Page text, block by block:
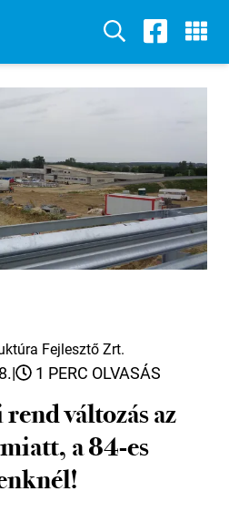
Fejlesztő Zrt.
| 1 PERC OLVASÁS
változás az
a 84-es